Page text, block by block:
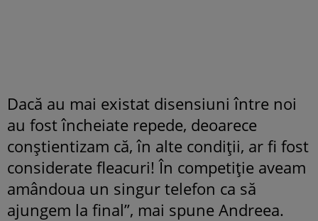
Dacă au mai existat disensiuni între noi
au fost încheiate repede, deoarece
conștientizam că, în alte condiții, ar fi fost
considerate fleacuri! În competiție aveam
amândoua un singur telefon ca să
ajungem la final”, mai spune Andreea.